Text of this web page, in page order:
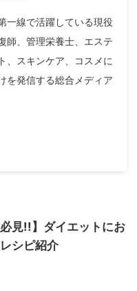
一線で活躍している現役
師、管理栄養士、エステ
、スキンケア、コスメに
を発信する総合メディア
必見!!】ダイエットにお
シピ紹介